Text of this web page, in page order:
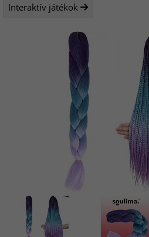
Interaktív játékok